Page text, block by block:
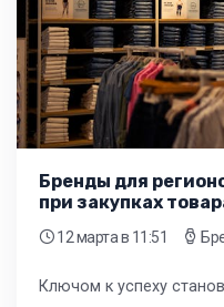
Бренды для
при закупках
12 мартав 11:51